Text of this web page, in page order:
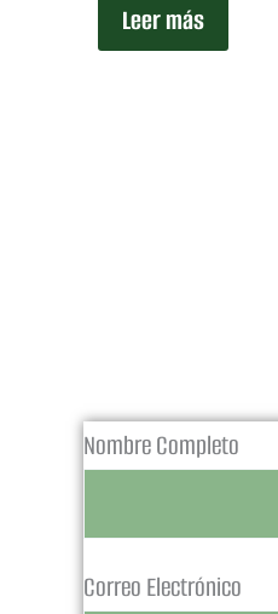
Leer más
Nombre Completo
Correo Electrónico